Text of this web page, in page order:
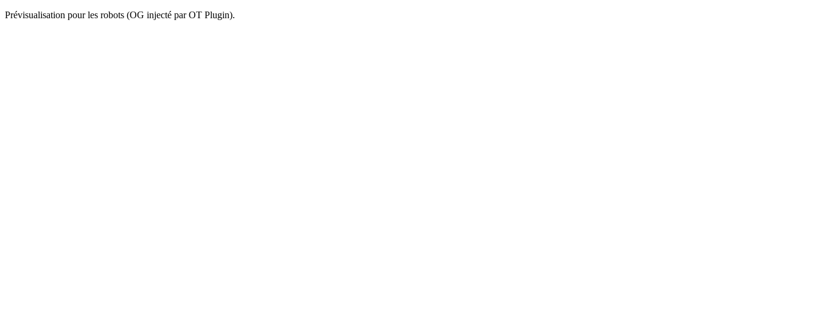
Prévisualisation pour les robots (OG injecté par OT Plugin).